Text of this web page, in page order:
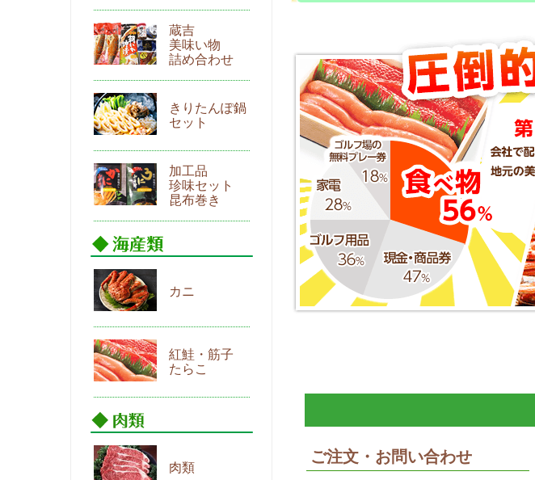
蔵吉
美味い物
詰め合わせ
きりたんぽ鍋
セット
加工品
珍味セット
昆布巻き
カニ
紅鮭・筋子
たらこ
肉類
ご注文・お問い合わせ